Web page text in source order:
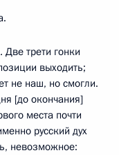
трети гонки
выходить;
не наш, но смогли.
[до окончания]
места почти
русский дух
невозможное: